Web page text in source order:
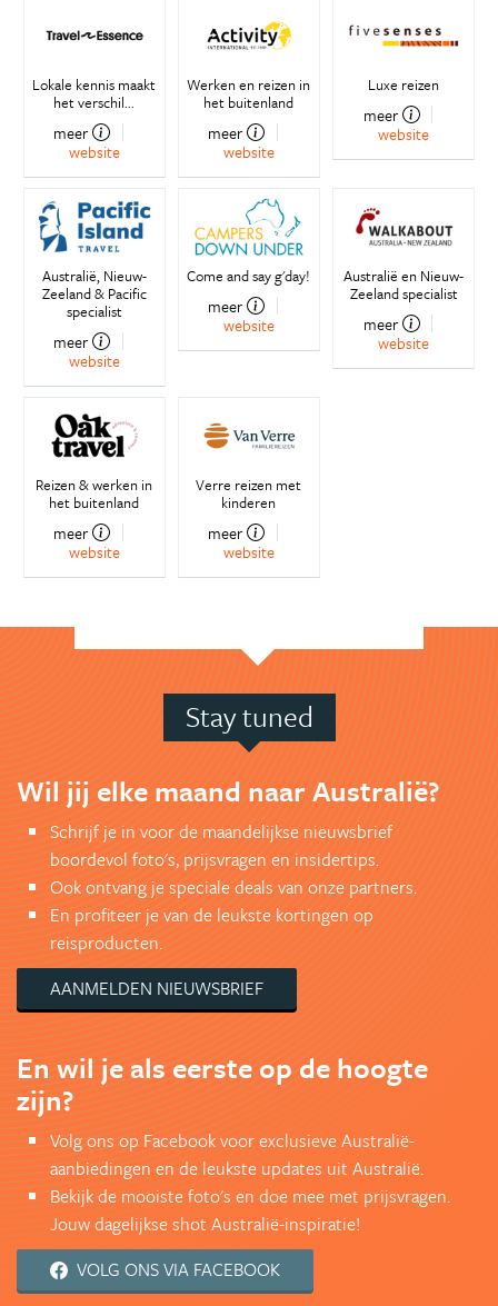
Lokale kennis maakt
het verschil...
meer
website
Werken en reizen in
het buitenland
meer
website
Luxe reizen
meer
website
Australië, Nieuw-
Zeeland & Pacific
specialist
meer
website
Come and say g'day!
meer
website
Australië en Nieuw-
Zeeland specialist
meer
website
Reizen & werken in
het buitenland
meer
website
Verre reizen met
kinderen
meer
website
Stay tuned
Wil jij elke maand naar Australië?
Schrijf je in voor de maandelijkse nieuwsbrief
boordevol foto's, prijsvragen en insidertips.
Ook ontvang je speciale deals van onze partners.
En profiteer je van de leukste kortingen op
reisproducten.
AANMELDEN NIEUWSBRIEF
En wil je als eerste op de hoogte
zijn?
Volg ons op Facebook voor exclusieve Australië-
aanbiedingen en de leukste updates uit Australië.
Bekijk de mooiste foto's en doe mee met prijsvragen.
Jouw dagelijkse shot Australië-inspiratie!
VOLG ONS VIA FACEBOOK